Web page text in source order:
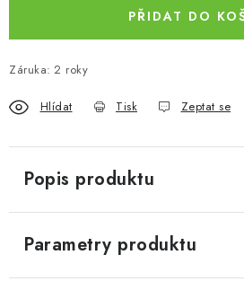
PŘIDAT DO
Záruka: 2 roky
Tisk Zeptat se
Hlídat
Popis produktu
Parametry produktu